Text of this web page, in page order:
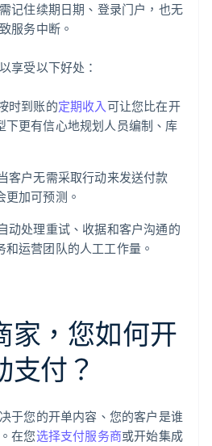
记住续期日期、登录门户，也无
服务中断。
享受以下好处：
时到账的定期收入可让您比在开
下更有信心地规划人员编制、库
客户无需采取行动来发送付款
加可预测。
动处理重试、收据和客户沟通的
和运营团队的人工工作量。
家，您如何开
支付？
于您的开单内容、您的客户是谁
在您选择支付服务商或开始集成